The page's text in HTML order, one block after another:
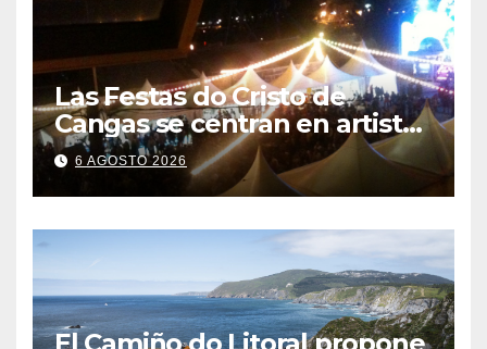
Las Festas do Cristo de
Cangas se centran en artistas
gallegos
6 AGOSTO 2026